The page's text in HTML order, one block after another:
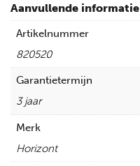
Aanvullende informatie
Artikelnummer
820520
Garantietermijn
3 jaar
Merk
Horizont